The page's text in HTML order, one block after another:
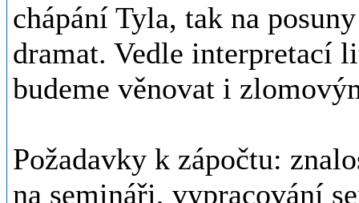
chápání Tyla, tak na
dramat. Vedle interpretací
budeme věnovat i
Požadavky k zápočtu:
na semináři, vypracování